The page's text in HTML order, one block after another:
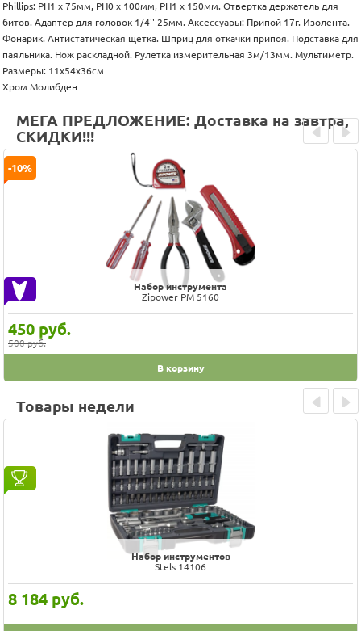
Phillips: PH1 x 75мм, PH0 x 100мм, PH1 x 150мм. Отвертка держатель для
битов. Адаптер для головок 1/4'' 25мм. Аксессуары: Припой 17г. Изолента.
Фонарик. Антистатическая щетка. Шприц для откачки припоя. Подставка для
паяльника. Нож раскладной. Рулетка измерительная 3м/13мм. Мультиметр.
Размеры: 11х54х36см
Хром Молибден
МЕГА ПРЕДЛОЖЕНИЕ: Доставка на завтра,
СКИДКИ!!!
Набор инструмента
Zipower PM 5160
450 руб.
500 руб.
-10%
В корзину
Prev Next
Товары недели
Набор инструментов
Stels 14106
8 184 руб.
Prev Next